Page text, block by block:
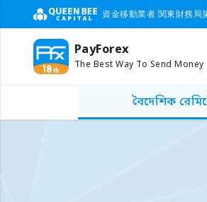
資金移動業者 関東財務局
PayForex
The Best Way To Send Money
বৈদেশিক